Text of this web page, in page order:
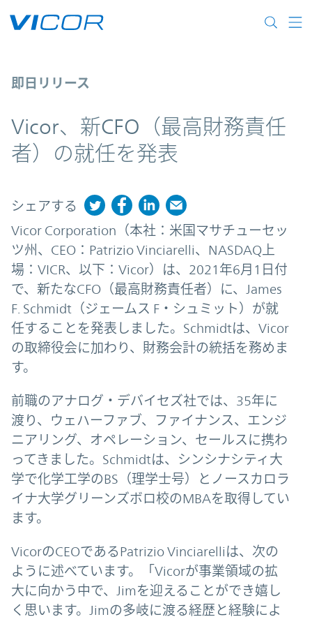
Vicor、新CFO（最高財務責任者）の就任
即日リリース
Vicor、新CFO（最高財務責任
者）の就任を発表
シェアする
Vicor Corporation（本社：米国マサチューセッ
ツ州、CEO：Patrizio Vinciarelli、NASDAQ上
場：VICR、以下：Vicor）は、2021年6月1日付
で、新たなCFO（最高財務責任者）に、James
F. Schmidt（ジェームス F・シュミット）が就
任することを発表しました。Schmidtは、Vicor
の取締役会に加わり、財務会計の統括を務めま
す。
前職のアナログ・デバイセズ社では、35年に
渡り、ウェハーファブ、ファイナンス、エンジ
ニアリング、オペレーション、セールスに携わ
ってきました。Schmidtは、シンシナシティ大
学で化学工学のBS（理学士号）とノースカロラ
イナ大学グリーンズボロ校のMBAを取得してい
ます。
VicorのCEOであるPatrizio Vinciarelliは、次の
ように述べています。「Vicorが事業領域の拡
大に向かう中で、Jimを迎えることができ嬉し
く思います。Jimの多岐に渡る経歴と経験によ